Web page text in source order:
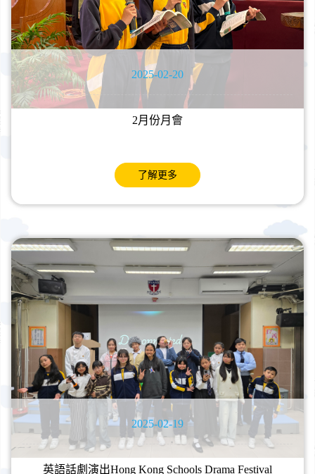
2025-02-20
2月份月會
了解更多
2025-02-19
英語話劇演出Hong Kong Schools Drama Festival